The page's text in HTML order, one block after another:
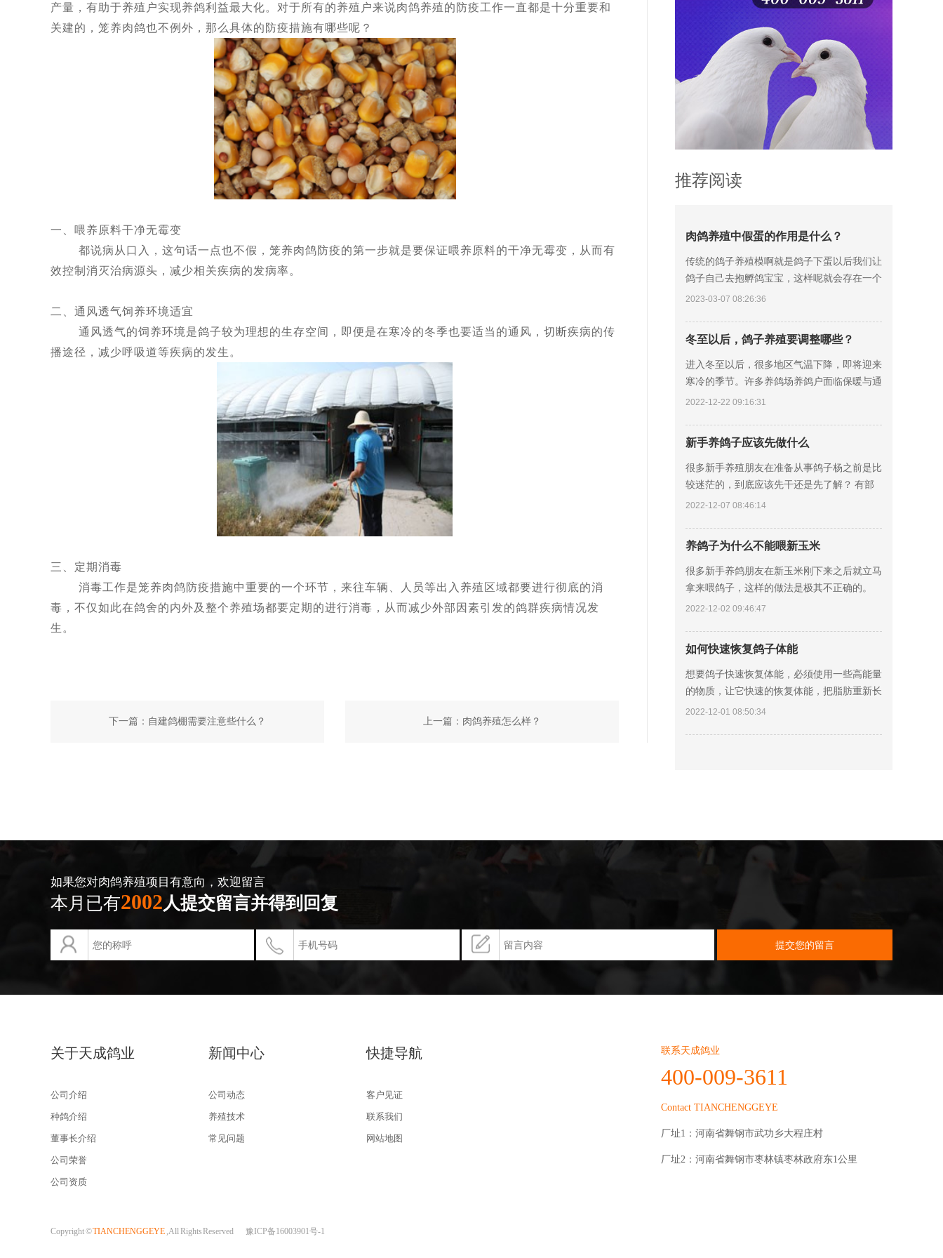
产量，有助于养殖户实现养鸽利益最大化。对于所有的养殖户来说肉鸽养殖的防疫工作一直都是十分重要和
关建的，笼养肉鸽也不例外，那么具体的防疫措施有哪些呢？
一、喂养原料干净无霉变
都说病从口入，这句话一点也不假，笼养肉鸽防疫的第一步就是要保证喂养原料的干净无霉变，从而有
效控制消灭治病源头，减少相关疾病的发病率。
二、通风透气饲养环境适宜
通风透气的饲养环境是鸽子较为理想的生存空间，即便是在寒冷的冬季也要适当的通风，切断疾病的传
播途径，减少呼吸道等疾病的发生。
三、定期消毒
消毒工作是笼养肉鸽防疫措施中重要的一个环节，来往车辆、人员等出入养殖区域都要进行彻底的消
毒，不仅如此在鸽舍的内外及整个养殖场都要定期的进行消毒，从而减少外部因素引发的鸽群疾病情况发
生。
下一篇： 自建鸽棚需要注意些什么？ 上一篇： 肉鸽养殖怎么样？
推荐阅读
肉鸽养殖中假蛋的作用是什么？
传统的鸽子养殖模啊就是鸽子下蛋以后我们让
鸽子自己去抱孵鸽宝宝，这样呢就会存在一个
弊端，因为鸽子孵化鸽蛋需要18天的时间，这
2023-03-07 08:26:36
冬至以后，鸽子养殖要调整哪些？
进入冬至以后，很多地区气温下降，即将迎来
寒冷的季节。许多养鸽场养鸽户面临保暖与通
风等饲养问题，往往错过肉鸽价格相对较好的
2022-12-22 09:16:31
新手养鸽子应该先做什么
很多新手养殖朋友在准备从事鸽子杨之前是比
较迷茫的，到底应该先干还是先了解？ 有部
分人的在网上简单了解一下，就开始着手准备
2022-12-07 08:46:14
养鸽子为什么不能喂新玉米
很多新手养鸽朋友在新玉米刚下来之后就立马
拿来喂鸽子，这样的做法是极其不正确的。
第一、新玉米的水分含量太高，会破坏营养平
2022-12-02 09:46:47
如何快速恢复鸽子体能
想要鸽子快速恢复体能，必须使用一些高能量
的物质，让它快速的恢复体能，把脂肪重新长
起来。 一、花生，因为脂肪是鸽子主要储存
2022-12-01 08:50:34
如果您对肉鸽养殖项目有意向，欢迎留言
本月已有2002人提交留言并得到回复
关于天成鸽业
公司介绍
种鸽介绍
董事长介绍
公司荣誉
公司资质
新闻中心
公司动态
养殖技术
常见问题
快捷导航
客户见证
联系我们
网站地图
联系天成鸽业
400-009-3611
Contact TIANCHENGGEYE
厂址1：河南省舞钢市武功乡大程庄村
厂址2：河南省舞钢市枣林镇枣林政府东1公里
Copyright ©TIANCHENGGEYE , All Rights Reserved 豫ICP备16003901号-1